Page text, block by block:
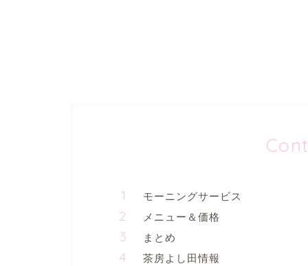
モーニングサービス
メニュー＆価格
まとめ
茶房よし田情報